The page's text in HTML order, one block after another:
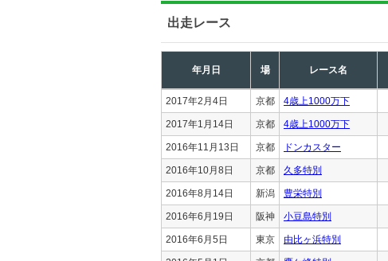
出走レース
年月日 場 レース名
2017年2月4日 京都 4歳上1000万下
2017年1月14日 京都 4歳上1000万下
2016年11月13日 京都 ドンカスター
2016年10月8日 京都 久多特別
2016年8月14日 新潟 豊栄特別
2016年6月19日 阪神 小豆島特別
2016年6月5日 東京 由比ヶ浜特別